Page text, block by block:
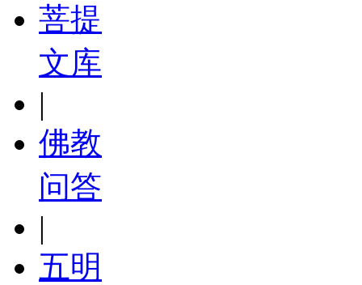
菩提
文库
|
佛教
问答
|
五明